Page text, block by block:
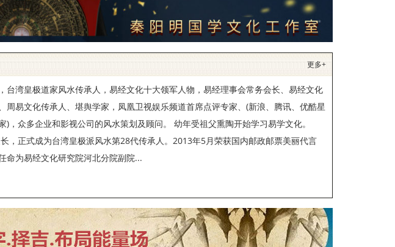
更多+
台湾皇极道家风水传承人，易经文化十大领军人物，易经理事会常务会长、易经文化
周易文化传承人、堪舆学家，凤凰卫视娱乐频道首席点评专家、(新浪、腾讯、优酷星
)，众多企业和影视公司的风水策划及顾问。 幼年受祖父熏陶开始学习易学文化。
，正式成为台湾皇极派风水第28代传承人。2013年5月荣获国内邮政邮票美丽代言
命为易经文化研究院河北分院副院...